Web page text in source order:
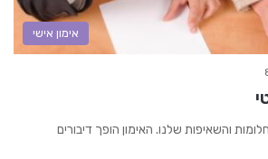
אימון אישי
והשאיפות שלנו. האימון הופך דיבורים